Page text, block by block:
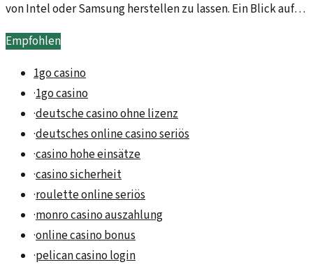
von Intel oder Samsung herstellen zu lassen. Ein Blick auf
diese entscheidende Weichenstellung.
Empfohlen
1go casino
·1go casino
·deutsche casino ohne lizenz
·deutsches online casino seriös
·casino hohe einsätze
·casino sicherheit
·roulette online seriös
·monro casino auszahlung
·online casino bonus
·pelican casino login